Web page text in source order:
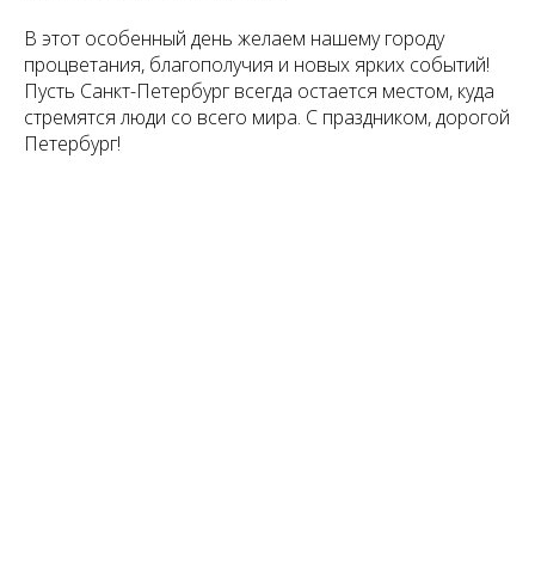
В этот особенный день желаем нашему городу
процветания, благополучия и новых ярких событий!
Пусть Санкт-Петербург всегда остается местом, куда
стремятся люди со всего мира. С праздником, дорогой
Петербург!